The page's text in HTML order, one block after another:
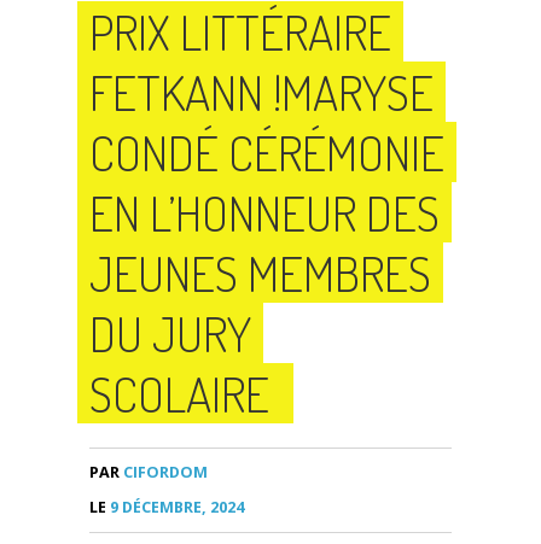
PRIX LITTÉRAIRE
FETKANN !MARYSE
CONDÉ CÉRÉMONIE
EN L’HONNEUR DES
JEUNES MEMBRES
DU JURY
SCOLAIRE
PAR CIFORDOM
LE 9 DÉCEMBRE, 2024